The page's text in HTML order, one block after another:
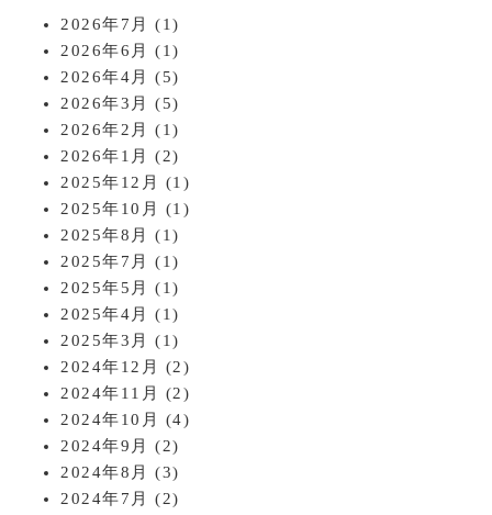
2026年7月
(1)
2026年6月
(1)
2026年4月
(5)
2026年3月
(5)
2026年2月
(1)
2026年1月
(2)
2025年12月
(1)
2025年10月
(1)
2025年8月
(1)
2025年7月
(1)
2025年5月
(1)
2025年4月
(1)
2025年3月
(1)
2024年12月
(2)
2024年11月
(2)
2024年10月
(4)
2024年9月
(2)
2024年8月
(3)
2024年7月
(2)